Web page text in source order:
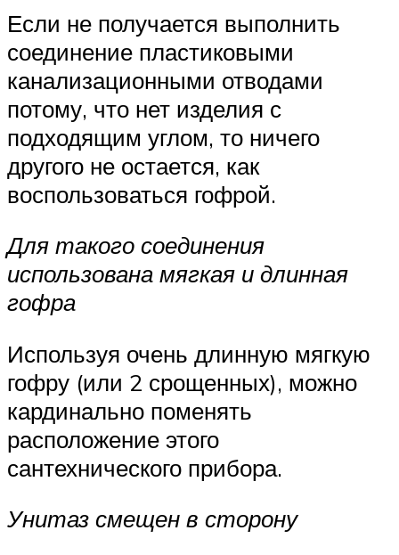
Если не получается выполнить
соединение пластиковыми
канализационными отводами
потому, что нет изделия с
подходящим углом, то ничего
другого не остается, как
воспользоваться гофрой.
Для такого соединения
использована мягкая и длинная
гофра
Используя очень длинную мягкую
гофру (или 2 срощенных), можно
кардинально поменять
расположение этого
сантехнического прибора.
Унитаз смещен в сторону